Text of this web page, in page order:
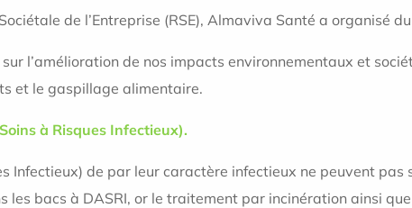
de l’Entreprise (RSE), Almaviva Santé a organisé du
l’amélioration de nos impacts environnementaux et
et le gaspillage alimentaire.
à Risques Infectieux).
Infectieux) de par leur caractère infectieux ne peuvent
bacs à DASRI, or le traitement par incinération ainsi